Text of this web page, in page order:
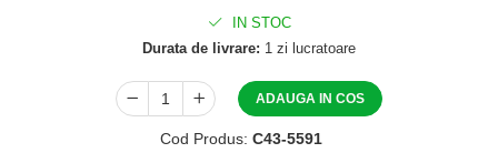
IN STOC
Durata de livrare: 1 zi lucratoare
ADAUGA IN COS
Cod Produs: C43-5591